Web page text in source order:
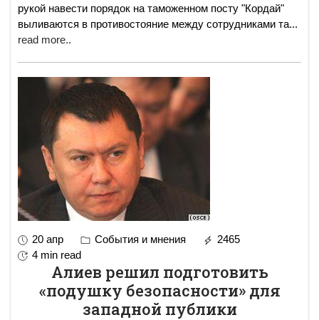
рукой навести порядок на таможенном посту "Кордай"
выливаются в противостояние между сотрудниками та...
read more..
20 апр События и мнения
2465
4 min read
Алиев решил подготовить
«подушку безопасности» для
западной публики